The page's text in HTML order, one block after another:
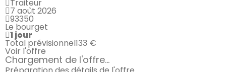
Traiteur
7 août 2026
93350
Le bourget
1 jour
Total prévisionnel133 €
Voir l'offre
Chargement de l'offre...